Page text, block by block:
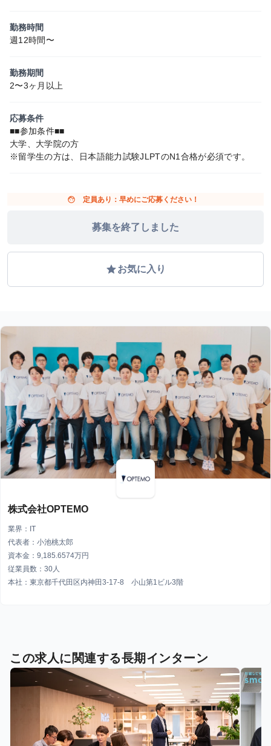
勤務時間
週12時間〜
勤務期間
2〜3ヶ月以上
応募条件
■■参加条件■■
大学、大学院の方
※留学生の方は、日本語能力試験JLPTのN1合格が必須です。
face 定員あり：早めにご応募ください！
募集を終了しました
gradeお気に入り
株式会社OPTEMO
業界：IT
代表者：小池桃太郎
資本金：9,185.6574万円
従業員数：30人
本社：東京都千代田区内神田3-17-8 小山第1ビル3階
この求人に関連する長期インターン